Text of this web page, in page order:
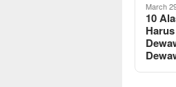
March
10